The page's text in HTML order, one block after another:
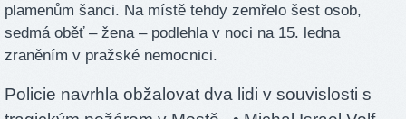
plamenům šanci. Na místě tehdy zemřelo šest osob,
sedmá oběť – žena – podlehla v noci na 15. ledna
zraněním v pražské nemocnici.
Policie navrhla obžalovat dva lidi v souvislosti s